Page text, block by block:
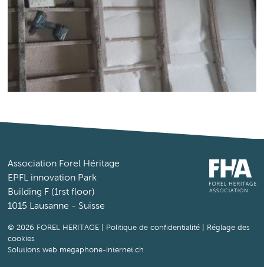
Association Forel Héritage
EPFL innovation Park
Building F (1rst floor)
1015 Lausanne - Suisse
© 2026 FOREL HERITAGE | Politique de confidentialité
Réglage des
cookies
Solutions web megaphone-internet.ch